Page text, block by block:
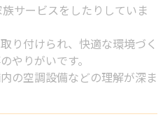
サービスをしたりしていま
り付けられ、快適な環境づく
やりがいです。
の空調設備などの理解が深ま